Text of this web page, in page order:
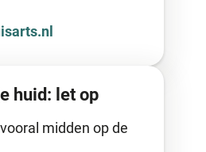
huid: let op
midden op de